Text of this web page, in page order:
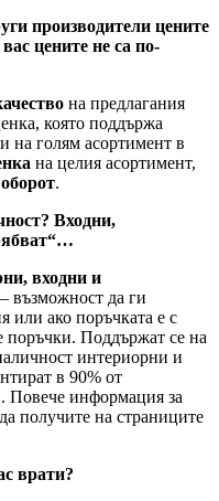
производители цените
цените не са по-
на предлагания
която поддържа
на голям асортимент в
на целия асортимент,
.
Входни,
входни и
възможност да ги
или ако поръчката е с
Поддържат се на
интериорни и
в 90% от
Повече информация за
получите на страниците
врати?